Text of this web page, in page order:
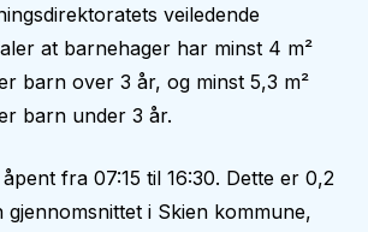
veiledende
at barnehager har minst 4 m²
barn over 3 år, og minst 5,3 m²
barn under 3 år.
fra 07:15 til 16:30. Dette er 0,2
gjennomsnittet i Skien kommune,